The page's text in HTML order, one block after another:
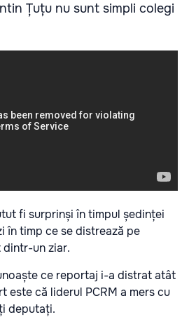
Țuțu nu sunt simpli colegi
fi surprinși în timpul ședinței
în timp ce se distrează pe
dintr-un ziar.
ce reportaj i-a distrat atât
este că liderul PCRM a mers cu
deputați.